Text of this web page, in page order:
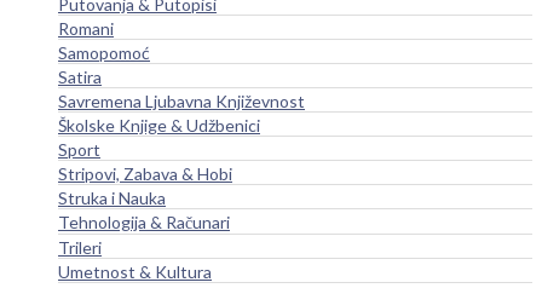
Putovanja & Putopisi
Romani
Samopomoć
Satira
Savremena Ljubavna Književnost
Školske Knjige & Udžbenici
Sport
Stripovi, Zabava & Hobi
Struka i Nauka
Tehnologija & Računari
Trileri
Umetnost & Kultura